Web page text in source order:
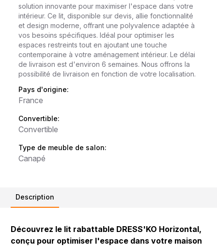
solution innovante pour maximiser l'espace dans votre
intérieur. Ce lit, disponible sur devis, allie fonctionnalité
et design moderne, offrant une polyvalence adaptée à
vos besoins spécifiques. Idéal pour optimiser les
espaces restreints tout en ajoutant une touche
contemporaine à votre aménagement intérieur. Le délai
de livraison est d'environ 6 semaines. Nous offrons la
possibilité de livraison en fonction de votre localisation.
Pays d'origine:
France
Convertible:
Convertible
Type de meuble de salon:
Canapé
Description
Découvrez le lit rabattable DRESS'KO Horizontal,
conçu pour optimiser l'espace dans votre maison